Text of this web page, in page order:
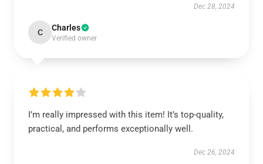
Dec 28, 2024
C Charles
Verified owner
I’m really impressed with this item! It’s top-quality,
practical, and performs exceptionally well.
Dec 26, 2024